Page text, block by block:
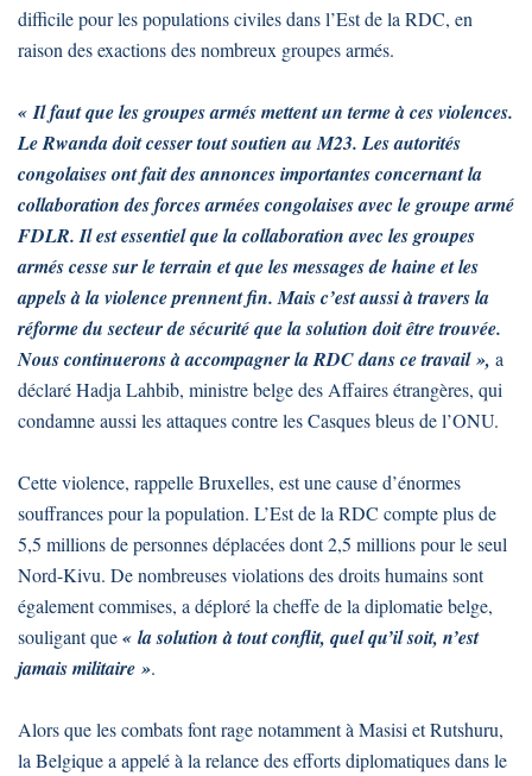
difficile pour les populations civiles dans l’Est de la RDC, en
raison des exactions des nombreux groupes armés.
« Il faut que les groupes armés mettent un terme à ces violences.
Le Rwanda doit cesser tout soutien au M23. Les autorités
congolaises ont fait des annonces importantes concernant la
collaboration des forces armées congolaises avec le groupe armé
FDLR. Il est essentiel que la collaboration avec les groupes
armés cesse sur le terrain et que les messages de haine et les
appels à la violence prennent fin. Mais c’est aussi à travers la
réforme du secteur de sécurité que la solution doit être trouvée.
Nous continuerons à accompagner la RDC dans ce travail », a
déclaré Hadja Lahbib, ministre belge des Affaires étrangères, qui
condamne aussi les attaques contre les Casques bleus de l’ONU.
Cette violence, rappelle Bruxelles, est une cause d’énormes
souffrances pour la population. L’Est de la RDC compte plus de
5,5 millions de personnes déplacées dont 2,5 millions pour le seul
Nord-Kivu. De nombreuses violations des droits humains sont
également commises, a déploré la cheffe de la diplomatie belge,
souligant que« la solution à tout conflit, quel qu’il soit, n’est
jamais militaire ».
Alors que les combats font rage notamment à Masisi et Rutshuru,
la Belgique a appelé à la relance des efforts diplomatiques dans le